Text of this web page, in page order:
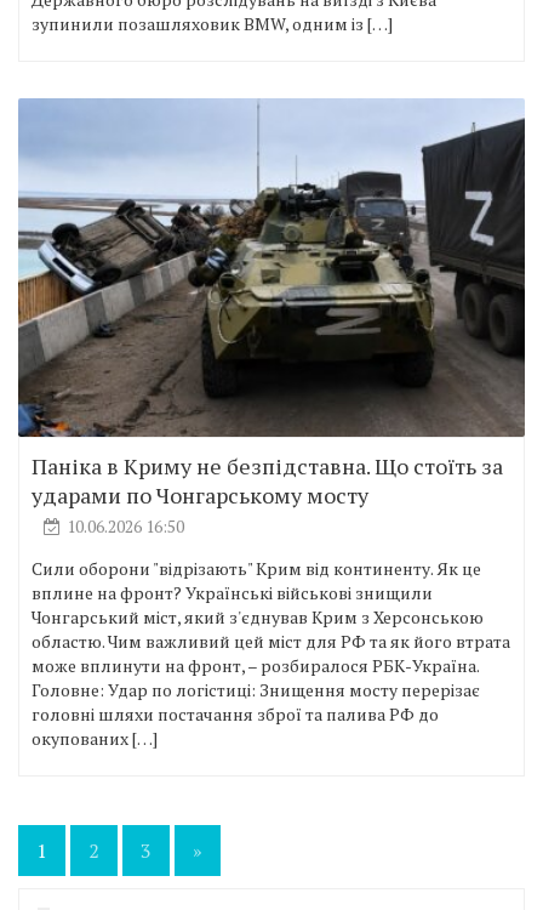
зупинили позашляховик BMW, одним із […]
Паніка в Криму не безпідставна. Що стоїть за
ударами по Чонгарському мосту
10.06.2026 16:50
Сили оборони "відрізають" Крим від континенту. Як це
вплине на фронт? Українські військові знищили
Чонгарський міст, який з'єднував Крим з Херсонською
областю. Чим важливий цей міст для РФ та як його втрата
може вплинути на фронт, – розбиралося РБК-Україна.
Головне: Удар по логістиці: Знищення мосту перерізає
головні шляхи постачання зброї та палива РФ до
окупованих […]
Пагінація
1 2 3 »